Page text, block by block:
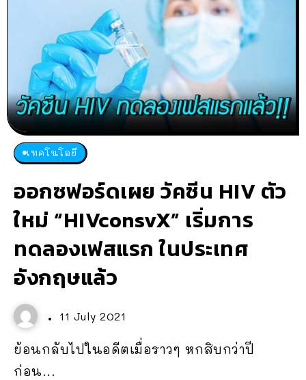
เทคโนโลยี
ออกซฟอร์ดเผย วัคซีน HIV ตัว
ใหม่ “HIVconsvX” เริ่มการ
ทดลองเฟสแรก ในประเทศ
อังกฤษแล้ว
11 July 2021
ย้อนกลับไปในอดีตเมื่อราวๆ หกสิบกว่าปี
ก่อน...